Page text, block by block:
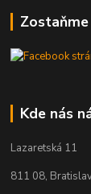
Kde nás
Lazaretská 11
811 08,